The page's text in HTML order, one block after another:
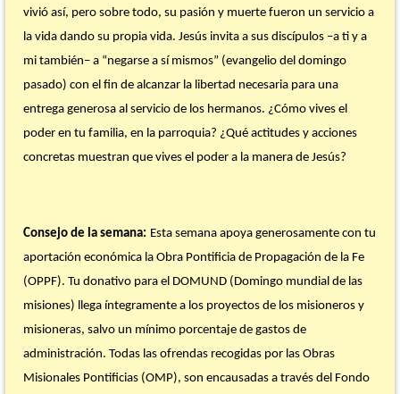
vivió así, pero sobre todo, su pasión y muerte fueron un servicio a
la vida dando su propia vida. Jesús invita a sus discípulos –a ti y a
mi también– a “negarse a sí mismos” (evangelio del domingo
pasado) con el fin de alcanzar la libertad necesaria para una
entrega generosa al servicio de los hermanos. ¿Cómo vives el
poder en tu familia, en la parroquia? ¿Qué actitudes y acciones
concretas muestran que vives el poder a la manera de Jesús?
Consejo de la semana: Esta semana apoya generosamente con tu
aportación económica la Obra Pontificia de Propagación de la Fe
(OPPF). Tu donativo para el DOMUND (Domingo mundial de las
misiones) llega íntegramente a los proyectos de los misioneros y
misioneras, salvo un mínimo porcentaje de gastos de
administración. Todas las ofrendas recogidas por las Obras
Misionales Pontificias (OMP), son encausadas a través del Fondo